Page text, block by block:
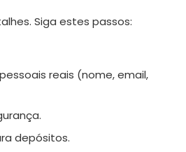
Siga estes passos:
reais (nome, email,
depósitos.